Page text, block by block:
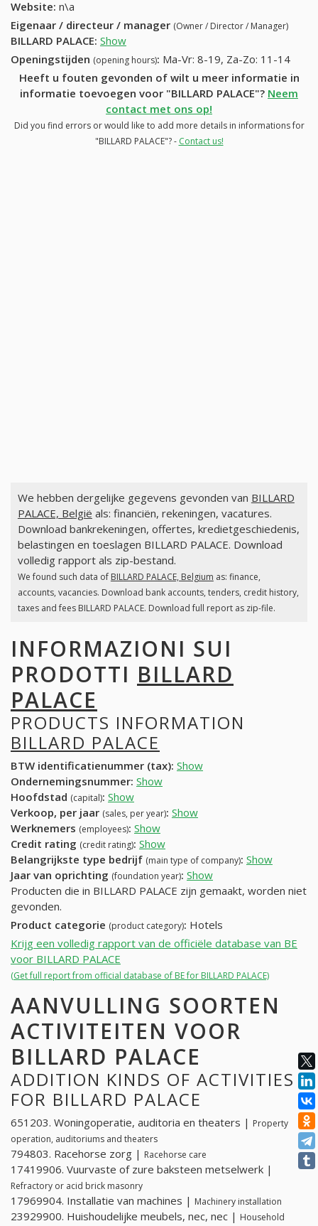
Website: n\a
Eigenaar / directeur / manager (Owner / Director / Manager)
BILLARD PALACE: Show
Openingstijden (opening hours): Ma-Vr: 8-19, Za-Zo: 11-14
Heeft u fouten gevonden of wilt u meer informatie in
informatie toevoegen voor "BILLARD PALACE"? Neem
contact met ons op!
Did you find errors or would like to add more details in informations for
"BILLARD PALACE"? - Contact us!
We hebben dergelijke gegevens gevonden van BILLARD
PALACE, België als: financiën, rekeningen, vacatures.
Download bankrekeningen, offertes, kredietgeschiedenis,
belastingen en toeslagen BILLARD PALACE. Download
volledig rapport als zip-bestand.
We found such data of BILLARD PALACE, Belgium as: finance,
accounts, vacancies. Download bank accounts, tenders, credit history,
taxes and fees BILLARD PALACE. Download full report as zip-file.
INFORMAZIONI SUI
PRODOTTI BILLARD
PALACE
PRODUCTS INFORMATION
BILLARD PALACE
BTW identificatienummer (tax): Show
Ondernemingsnummer: Show
Hoofdstad (capital): Show
Verkoop, per jaar (sales, per year): Show
Werknemers (employees): Show
Credit rating (credit rating): Show
Belangrijkste type bedrijf (main type of company): Show
Jaar van oprichting (foundation year): Show
Producten die in BILLARD PALACE zijn gemaakt, worden niet
gevonden.
Product categorie (product category): Hotels
Krijg een volledig rapport van de officiële database van BE
voor BILLARD PALACE
(Get full report from official database of BE for BILLARD PALACE)
AANVULLING SOORTEN
ACTIVITEITEN VOOR
BILLARD PALACE
ADDITION KINDS OF ACTIVITIES
FOR BILLARD PALACE
651203. Woningoperatie, auditoria en theaters | Property
operation, auditoriums and theaters
794803. Racehorse zorg | Racehorse care
17419906. Vuurvaste of zure baksteen metselwerk |
Refractory or acid brick masonry
17969904. Installatie van machines | Machinery installation
23929900. Huishoudelijke meubels, nec, nec | Household